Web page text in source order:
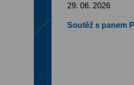
29. 06. 2026
Soutěž s panem